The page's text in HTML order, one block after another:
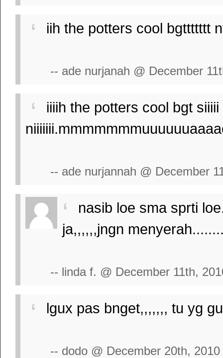
iih the potters cool bgttttttt
-- ade nurjanah @ December
iiiih the potters cool bgt
-- ade nurjannah @ December
nasib loe sma sprti
ja,,,,,,jngn
-- linda f. @ December 11th,
lgux pas bnget,,,,,,, tu yg
-- dodo @ December 20th, 2010